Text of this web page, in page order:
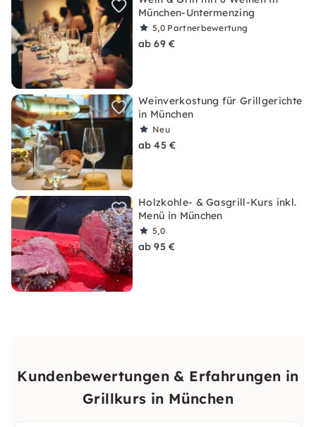
München-Untermenzing
5,0 Partnerbewertung
ab 69 €
Weinverkostung für Grillgerichte
in München
Neu
ab 45 €
Holzkohle- & Gasgrill-Kurs inkl.
Menü in München
5,0
ab 95 €
Kundenbewertungen & Erfahrungen in
Grillkurs in München